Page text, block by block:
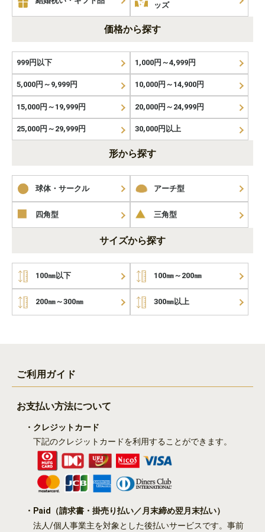
ッズ
価格から探す
999円以下 1,000円～4,999円
5,000円～9,999円 10,000円～14,900円
15,000円～19,999円 20,000円～24,999円
25,000円～29,999円 30,000円以上
形から探す
球体・サークル アーチ型
四角型 三角型
サイズから探す
100㎜以下 100㎜～200㎜
200㎜～300㎜ 300㎜以上
ご利用ガイド
お支払い方法について
・クレジットカード
下記のクレジットカードを利用することができます。
・Paid
（請求書・掛売り払い／月末締め翌月末払い）
法人/個人事業主を対象とした後払いサービスです。事前